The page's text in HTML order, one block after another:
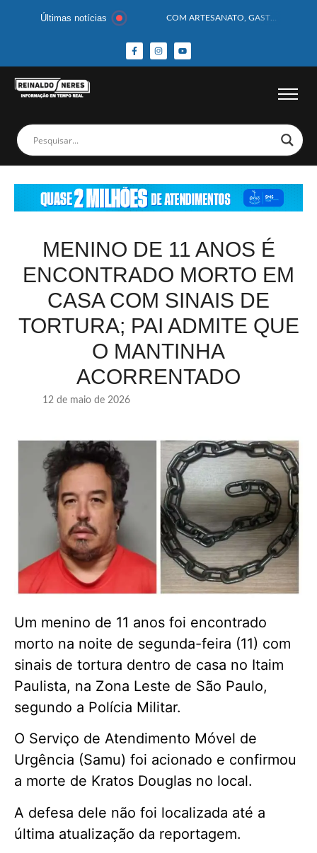
Últimas notícias
HOMEM CAI DE CACHOEIRA DE 40 METROS AO TENTAR FAZER FOTO
CORPOS DAS SEIS VÍTIMAS DE ACIDENTE COM LANCHA SÃO VELADOS; SAIBA COMO FOI
MENINO DE 11 ANOS É
ENCONTRADO MORTO EM
CASA COM SINAIS DE
TORTURA; PAI ADMITE QUE
O MANTINHA
ACORRENTADO
12 de maio de 2026
Um menino de 11 anos foi encontrado
morto na noite de segunda-feira (11) com
sinais de tortura dentro de casa no Itaim
Paulista, na Zona Leste de São Paulo,
segundo a Polícia Militar.
O Serviço de Atendimento Móvel de
Urgência (Samu) foi acionado e confirmou
a morte de Kratos Douglas no local.
A defesa dele não foi localizada até a
última atualização da reportagem.